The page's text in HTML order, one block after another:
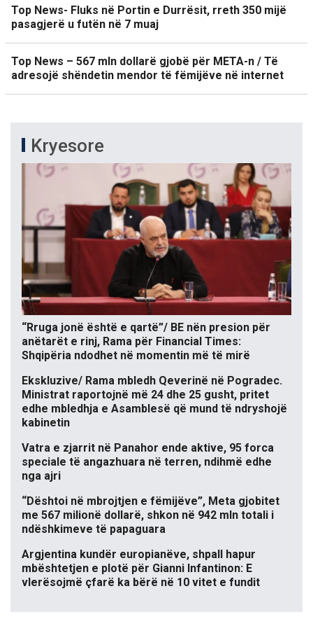
Top News- Fluks në Portin e Durrësit, rreth 350 mijë
pasagjerë u futën në 7 muaj
Top News – 567 mln dollarë gjobë për META-n / Të
adresojë shëndetin mendor të fëmijëve në internet
Kryesore
“Rruga jonë është e qartë”/ BE nën presion për
anëtarët e rinj, Rama për Financial Times:
Shqipëria ndodhet në momentin më të mirë
Ekskluzive/ Rama mbledh Qeverinë në Pogradec.
Ministrat raportojnë më 24 dhe 25 gusht, pritet
edhe mbledhja e Asamblesë që mund të ndryshojë
kabinetin
Vatra e zjarrit në Panahor ende aktive, 95 forca
speciale të angazhuara në terren, ndihmë edhe
nga ajri
“Dështoi në mbrojtjen e fëmijëve”, Meta gjobitet
me 567 milionë dollarë, shkon në 942 mln totali i
ndëshkimeve të papaguara
Argjentina kundër europianëve, shpall hapur
mbështetjen e plotë për Gianni Infantinon: E
vlerësojmë çfarë ka bërë në 10 vitet e fundit